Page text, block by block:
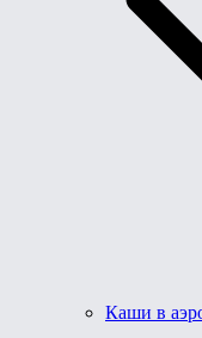
Каши в